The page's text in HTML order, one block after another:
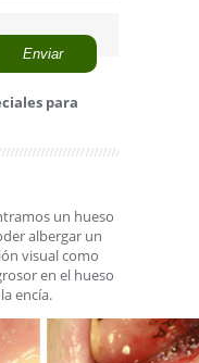
para
un hueso
albergar un
visual como
en el hueso
encía.